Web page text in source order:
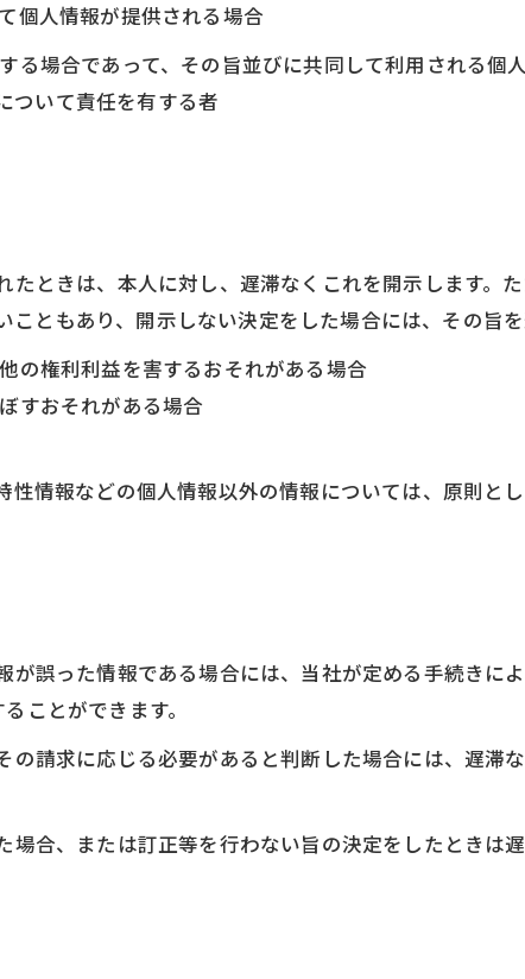
個人情報が提供される場合
る場合であって、その旨並びに共同して利用される個
ついて責任を有する者
たときは、本人に対し、遅滞なくこれを開示します。
ともあり、開示しない決定をした場合には、その旨を
の権利利益を害するおそれがある場合
すおそれがある場合
情報などの個人情報以外の情報については、原則とし
が誤った情報である場合には、当社が定める手続きに
ことができます。
の請求に応じる必要があると判断した場合には、遅滞
合、または訂正等を行わない旨の決定をしたときは